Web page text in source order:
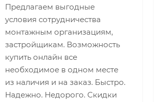
Предлагаем выгодные
условия сотрудничества
монтажным организациям,
застройщикам. Возможность
купить онлайн все
необходимое в одном месте
из наличия и на заказ. Быстро.
Надежно. Недорого. Скидки